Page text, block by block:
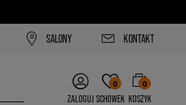
SALONY KONTAKT
ZALOGUJ
0
SCHOWEK
0
KOSZYK